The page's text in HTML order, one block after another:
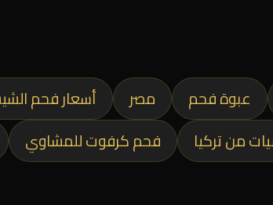
عبوة فحم مصر أسعار فحم
من تركيا فحم كرفوت للمشاوي